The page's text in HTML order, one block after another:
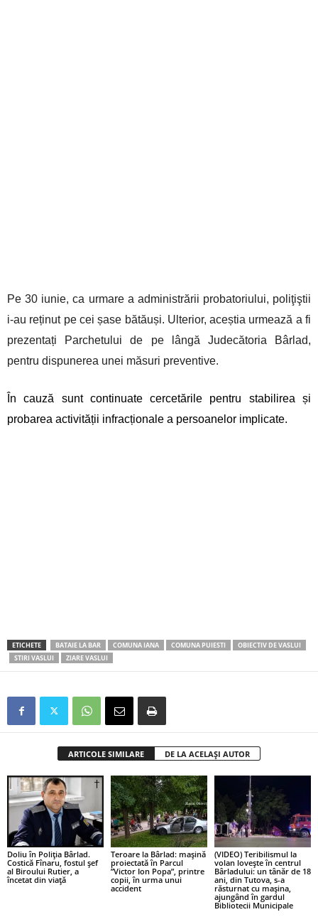
Pe 30 iunie, ca urmare a administrării probatoriului, poliţiştii
i-au reținut pe cei șase bătăuși. Ulterior, aceștia urmează a fi
prezentați Parchetului de pe lângă Judecătoria Bârlad,
pentru dispunerea unei măsuri preventive.
În cauză sunt continuate cercetările pentru stabilirea și
probarea activității infracționale a persoanelor implicate.
ETICHETE BATAIE LA BAR COMUNA IANA COMUNA PUIESTI
OBIECTIV DE VASLUI
STIRI VASLUI
ZIARE VASLUI
ARTICOLE SIMILARE DE LA ACELAȘI AUTOR
Doliu în Poliția Bârlad.
Costică Fînaru, fostul șef
al Biroului Rutier, a
încetat din viață
Teroare la Bârlad: mașină
proiectată în Parcul
”Victor Ion Popa”, printre
copii, în urma unui
accident
(VIDEO) Teribilismul la
volan lovește în centrul
Bârladului: un tânăr de 18
ani, din Tutova, s-a
răsturnat cu mașina,
ajungând în gardul
Bibliotecii Municipale